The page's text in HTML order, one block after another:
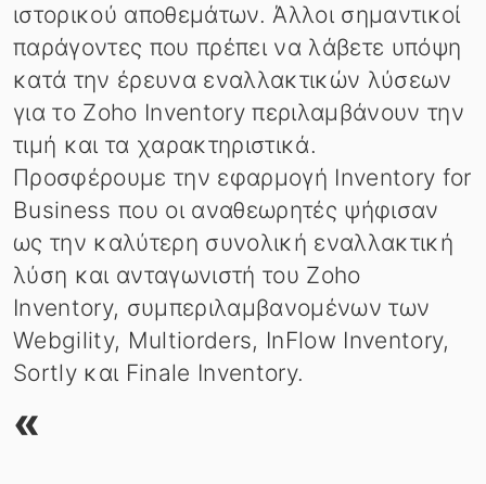
ιστορικού αποθεμάτων. Άλλοι σημαντικοί
παράγοντες που πρέπει να λάβετε υπόψη
κατά την έρευνα εναλλακτικών λύσεων
για το Zoho Inventory περιλαμβάνουν την
τιμή και τα χαρακτηριστικά.
Προσφέρουμε την εφαρμογή Inventory for
Business που οι αναθεωρητές ψήφισαν
ως την καλύτερη συνολική εναλλακτική
λύση και ανταγωνιστή του Zoho
Inventory, συμπεριλαμβανομένων των
Webgility, Multiorders, InFlow Inventory,
Sortly και Finale Inventory.
«